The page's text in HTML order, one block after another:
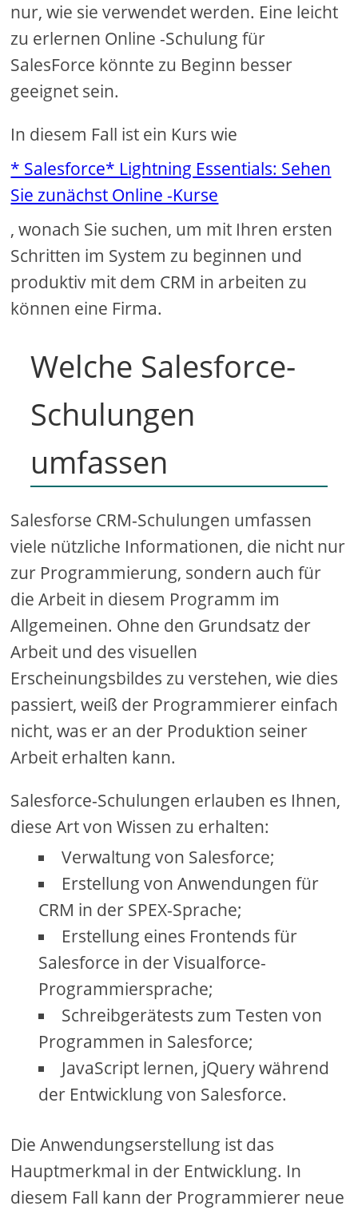
nur, wie sie verwendet werden. Eine leicht
zu erlernen Online -Schulung für
SalesForce könnte zu Beginn besser
geeignet sein.
In diesem Fall ist ein Kurs wie
* Salesforce* Lightning Essentials: Sehen
Sie zunächst Online -Kurse
, wonach Sie suchen, um mit Ihren ersten
Schritten im System zu beginnen und
produktiv mit dem CRM in arbeiten zu
können eine Firma.
Welche Salesforce-
Schulungen
umfassen
Salesforse CRM-Schulungen umfassen
viele nützliche Informationen, die nicht nur
zur Programmierung, sondern auch für
die Arbeit in diesem Programm im
Allgemeinen. Ohne den Grundsatz der
Arbeit und des visuellen
Erscheinungsbildes zu verstehen, wie dies
passiert, weiß der Programmierer einfach
nicht, was er an der Produktion seiner
Arbeit erhalten kann.
Salesforce-Schulungen erlauben es Ihnen,
diese Art von Wissen zu erhalten:
Verwaltung von Salesforce;
Erstellung von Anwendungen für
CRM in der SPEX-Sprache;
Erstellung eines Frontends für
Salesforce in der Visualforce-
Programmiersprache;
Schreibgerätests zum Testen von
Programmen in Salesforce;
JavaScript lernen, jQuery während
der Entwicklung von Salesforce.
Die Anwendungserstellung ist das
Hauptmerkmal in der Entwicklung. In
diesem Fall kann der Programmierer neue